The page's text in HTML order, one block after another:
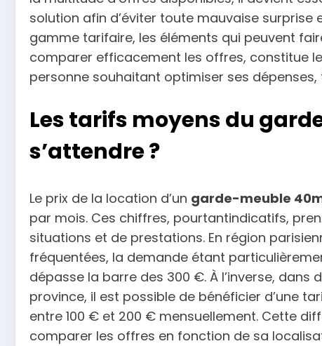
solution afin d’éviter toute mauvaise
gamme tarifaire, les éléments qui peuvent
comparer efficacement les offres, constitue
personne souhaitant optimiser ses
Les tarifs moyens du
s’attendre ?
Le prix de la location d’un garde-meuble
par mois. Ces chiffres, pourtantindicatifs,
situations et de prestations. En région
fréquentées, la demande étant
dépasse la barre des 300 €. À l’inverse, dans
province, il est possible de bénéficier d’une
entre 100 € et 200 € mensuellement. Cette
comparer les offres en fonction de sa